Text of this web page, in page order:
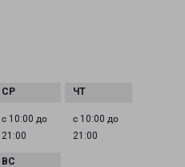
с 10:00 до
21:00
с 10:00 до
21:00